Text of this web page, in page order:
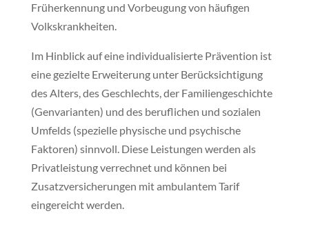
Früherkennung und Vorbeugung von häufigen
Volkskrankheiten.
Im Hinblick auf eine individualisierte Prävention ist
eine gezielte Erweiterung unter Berücksichtigung
des Alters, des Geschlechts, der Familiengeschichte
(Genvarianten) und des beruflichen und sozialen
Umfelds (spezielle physische und psychische
Faktoren) sinnvoll. Diese Leistungen werden als
Privatleistung verrechnet und können bei
Zusatzversicherungen mit ambulantem Tarif
eingereicht werden.